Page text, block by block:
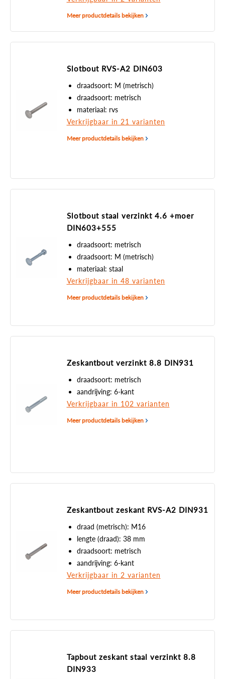
Meer productdetails bekijken
Slotbout RVS-A2 DIN603
draadsoort: M (metrisch)
draadsoort: metrisch
materiaal: rvs
Verkrijgbaar in 21 varianten
Meer productdetails bekijken
Slotbout staal verzinkt 4.6 +moer
DIN603+555
draadsoort: metrisch
draadsoort: M (metrisch)
materiaal: staal
Verkrijgbaar in 48 varianten
Meer productdetails bekijken
Zeskantbout verzinkt 8.8 DIN931
draadsoort: metrisch
aandrijving: 6-kant
Verkrijgbaar in 102 varianten
Meer productdetails bekijken
Zeskantbout zeskant RVS-A2 DIN931
draad (metrisch): M16
lengte (draad): 38 mm
draadsoort: metrisch
aandrijving: 6-kant
Verkrijgbaar in 2 varianten
Meer productdetails bekijken
Tapbout zeskant staal verzinkt 8.8
DIN933